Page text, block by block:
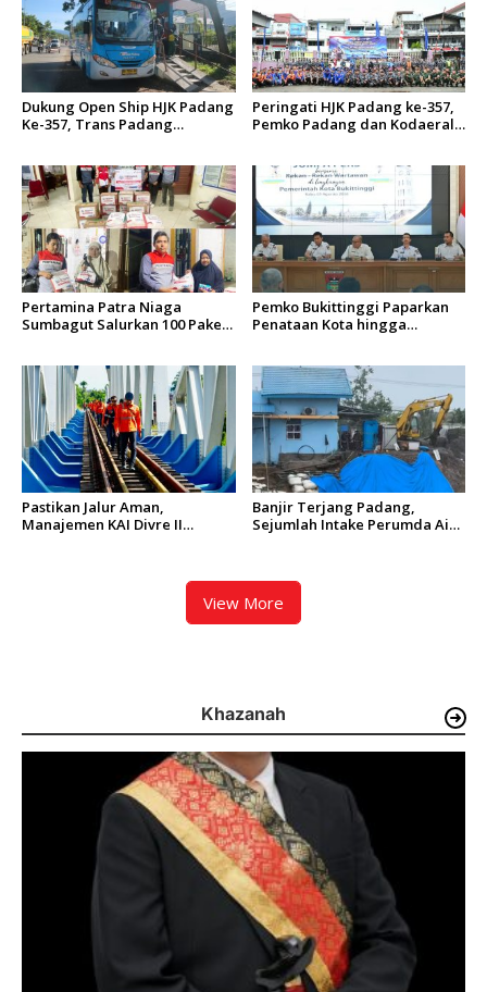
Dukung Open Ship HJK Padang
Ke-357, Trans Padang
Peringati HJK Padang ke-357,
Pemko Padang dan Kodaeral
Pertamina Patra Niaga
Sumbagut Salurkan 100 Paket
Pemko Bukittinggi Paparkan
Penataan Kota hingga
Pastikan Jalur Aman,
Manajemen KAI Divre II
Banjir Terjang Padang,
Sejumlah Intake Perumda Air
View More
Khazanah